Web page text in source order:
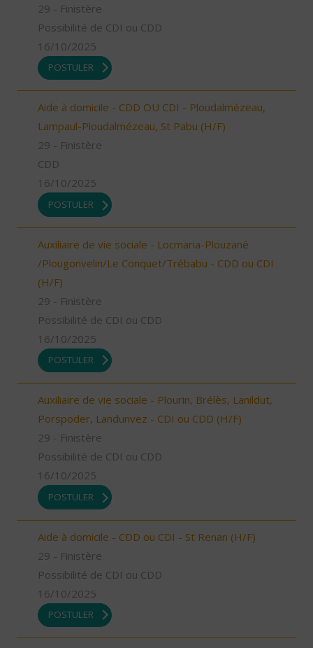
29 - Finistère
Possibilité de CDI ou CDD
16/10/2025
POSTULER
Aide à domicile - CDD OU CDI - Ploudalmézeau,
Lampaul-Ploudalmézeau, St Pabu (H/F)
29 - Finistère
CDD
16/10/2025
POSTULER
Auxiliaire de vie sociale - Locmaria-Plouzané
/Plougonvelin/Le Conquet/Trébabu - CDD ou CDI
(H/F)
29 - Finistère
Possibilité de CDI ou CDD
16/10/2025
POSTULER
Auxiliaire de vie sociale - Plourin, Brélès, Lanildut,
Porspoder, Landunvez - CDI ou CDD (H/F)
29 - Finistère
Possibilité de CDI ou CDD
16/10/2025
POSTULER
Aide à domicile - CDD ou CDI - St Renan (H/F)
29 - Finistère
Possibilité de CDI ou CDD
16/10/2025
POSTULER